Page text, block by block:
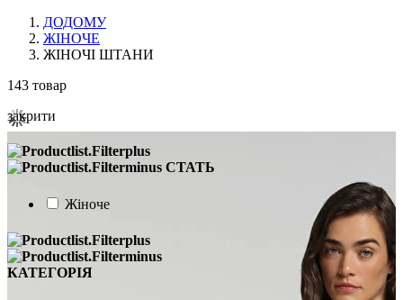
ДОДОМУ
ЖІНОЧЕ
ЖІНОЧІ ШТАНИ
143 товар
закрити
СТАТЬ
Жіноче
КАТЕГОРІЯ